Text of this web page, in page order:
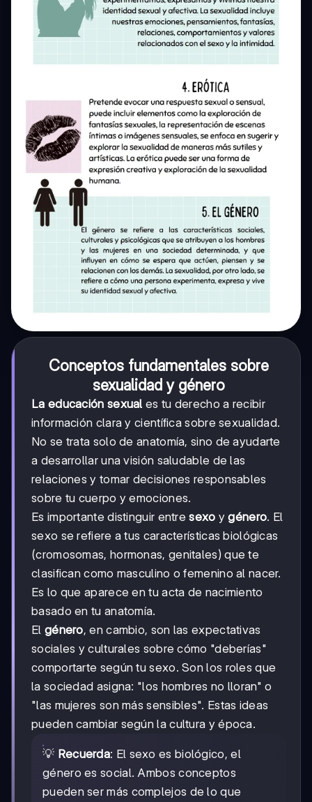
Conceptos fundamentales sobre
sexualidad y género
La educación sexual es tu derecho a recibir
información clara y científica sobre sexualidad.
No se trata solo de anatomía, sino de ayudarte
a desarrollar una visión saludable de las
relaciones y tomar decisiones responsables
sobre tu cuerpo y emociones.
Es importante distinguir entresexo ygénero. El
sexo se refiere a tus características biológicas
(cromosomas, hormonas, genitales) que te
clasifican como masculino o femenino al nacer.
Es lo que aparece en tu acta de nacimiento
basado en tu anatomía.
El género, en cambio, son las expectativas
sociales y culturales sobre cómo "deberías"
comportarte según tu sexo. Son los roles que
la sociedad asigna: "los hombres no lloran" o
"las mujeres son más sensibles". Estas ideas
pueden cambiar según la cultura y época.
💡 Recuerda: El sexo es biológico, el
género es social. Ambos conceptos
pueden ser más complejos de lo que